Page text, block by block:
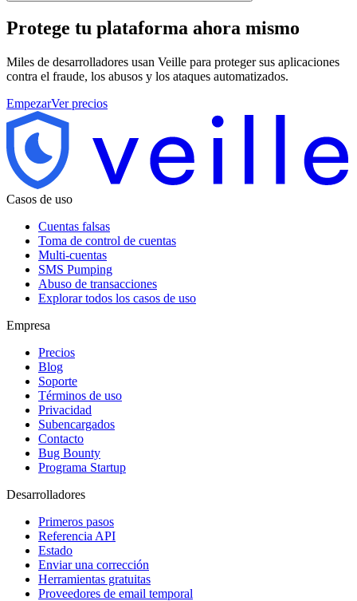
Protege tu plataforma ahora mismo
Miles de desarrolladores usan Veille para proteger sus aplicaciones
contra el fraude, los abusos y los ataques automatizados.
EmpezarVer precios
Casos de uso
Cuentas falsas
Toma de control de cuentas
Multi-cuentas
SMS Pumping
Abuso de transacciones
Explorar todos los casos de uso
Empresa
Precios
Blog
Soporte
Términos de uso
Privacidad
Subencargados
Contacto
Bug Bounty
Programa Startup
Desarrolladores
Primeros pasos
Referencia API
Estado
Enviar una corrección
Herramientas gratuitas
Proveedores de email temporal